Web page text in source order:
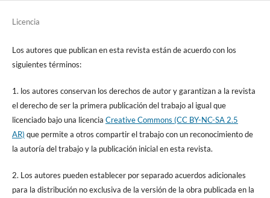
Licencia
Los autores que publican en esta revista están de acuerdo con los
siguientes términos:
1. los autores conservan los derechos de autor y garantizan a la revista
el derecho de ser la primera publicación del trabajo al igual que
licenciado bajo una licencia Creative Commons (CC BY-NC-SA 2.5
AR) que permite a otros compartir el trabajo con un reconocimiento de
la autoría del trabajo y la publicación inicial en esta revista.
2. Los autores pueden establecer por separado acuerdos adicionales
para la distribución no exclusiva de la versión de la obra publicada en la